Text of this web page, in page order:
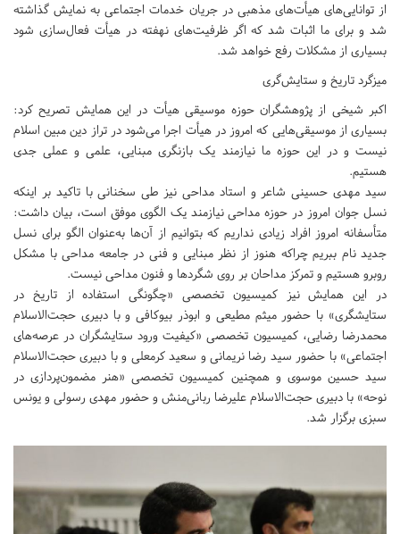
از توانایی‌های هیأت‌های مذهبی در جریان خدمات اجتماعی به نمایش گذاشته
شد و برای ما اثبات شد که اگر ظرفیت‌های نهفته در هیأت فعال‌سازی شود
بسیاری از مشکلات رفع خواهد شد.
میزگرد تاریخ و ستایش‌گری
اکبر شیخی از پژوهشگران حوزه موسیقی هیأت در این همایش تصریح کرد:
بسیاری از موسیقی‌هایی که امروز در هیأت اجرا می‌شود در تراز دین مبین اسلام
نیست و در این حوزه ما نیازمند یک بازنگری مبنایی، علمی و عملی جدی
هستیم.
سید مهدی حسینی شاعر و استاد مداحی نیز طی سخنانی با تاکید بر اینکه
نسل جوان امروز در حوزه مداحی نیازمند یک الگوی موفق است، بیان داشت:
متأسفانه امروز افراد زیادی نداریم که بتوانیم از آن‌ها به‌عنوان الگو برای نسل
جدید نام ببریم چراکه هنوز از نظر مبنایی و فنی در جامعه مداحی با مشکل
روبرو هستیم و تمرکز مداحان بر روی شگردها و فنون مداحی نیست.
در این همایش نیز کمیسیون تخصصی «چگونگی استفاده از تاریخ در
ستایشگری» با حضور میثم مطیعی و ابوذر بیوکافی و با دبیری حجت‌الاسلام
محمدرضا رضایی، کمیسیون تخصصی «کیفیت ورود ستایشگران در عرصه‌های
اجتماعی» با حضور سید رضا نریمانی و سعید کرمعلی و با دبیری حجت‌الاسلام
سید حسین موسوی و همچنین کمیسیون تخصصی «هنر مضمون‌پردازی در
نوحه» با دبیری حجت‌الاسلام علیرضا ربانی‌منش و حضور مهدی رسولی و یونس
سبزی برگزار شد.